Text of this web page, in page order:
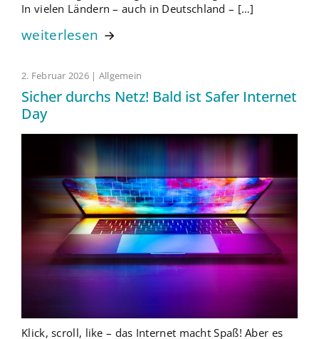
In vielen Ländern – auch in Deutschland – […]
weiterlesen
2. Februar 2026 | Allgemein
Sicher durchs Netz! Bald ist Safer Internet
Day
Klick, scroll, like – das Internet macht Spaß! Aber es